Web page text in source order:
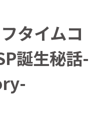
タイムコ
誕生秘話-